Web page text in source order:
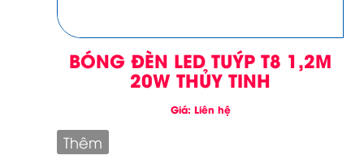
BÓNG ĐÈN LED TUÝP T8 1,2M
20W THỦY TINH
Giá: Liên hệ
Thêm